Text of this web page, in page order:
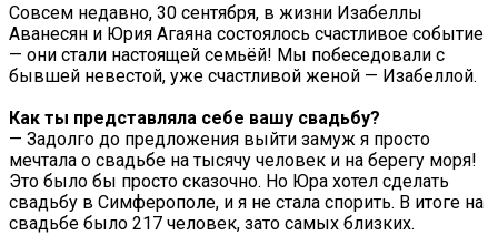
Совсем недавно, 30 сентября, в жизни Изабеллы
Аванесян и Юрия Агаяна состоялось счастливое событие
— они стали настоящей семьёй! Мы побеседовали с
бывшей невестой, уже счастливой женой — Изабеллой.
Как ты представляла себе вашу свадьбу?
— Задолго до предложения выйти замуж я просто
мечтала о свадьбе на тысячу человек и на берегу моря!
Это было бы просто сказочно. Но Юра хотел сделать
свадьбу в Симферополе, и я не стала спорить. В итоге на
свадьбе было 217 человек, зато самых близких.